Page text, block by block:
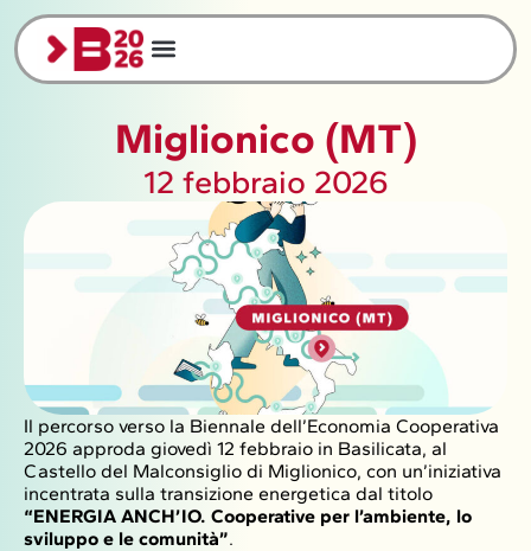
Miglionico (MT)
12 febbraio 2026
Il percorso verso la Biennale dell’Economia Cooperativa
2026 approda giovedì 12 febbraio in Basilicata, al
Castello del Malconsiglio di Miglionico, con un’iniziativa
incentrata sulla transizione energetica dal titolo
“ENERGIA ANCH’IO. Cooperative per l’ambiente, lo
sviluppo e le comunità”.